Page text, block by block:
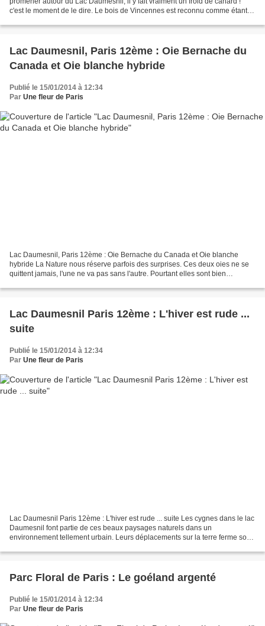
c'est le moment de le dire. Le bois de Vincennes est reconnu comme étant le
Lac Daumesnil, Paris 12ème : Oie Bernache du
Canada et Oie blanche hybride
Publié le 15/01/2014 à 12:34
Par Une fleur de Paris
Lac Daumesnil, Paris 12ème : Oie Bernache du Canada et Oie blanche
hybride La Nature nous réserve parfois des surprises. Ces deux oies ne se
quittent jamais, l'une ne va pas sans l'autre. Pourtant elles sont bien
Lac Daumesnil Paris 12ème : L'hiver est rude ...
suite
Publié le 15/01/2014 à 12:34
Par Une fleur de Paris
Lac Daumesnil Paris 12ème : L'hiver est rude ... suite Les cygnes dans le lac
Daumesnil font partie de ces beaux paysages naturels dans un
environnement tellement urbain. Leurs déplacements sur la terre ferme sont
Parc Floral de Paris : Le goéland argenté
Publié le 15/01/2014 à 12:34
Par Une fleur de Paris